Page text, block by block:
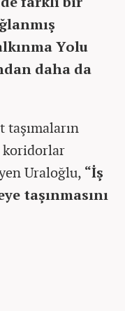
Yolu
daha da
Uraloğlu, “İş
taşınmasını